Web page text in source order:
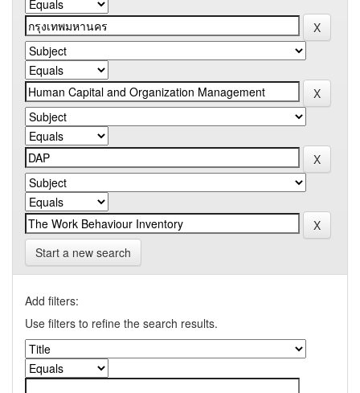
Start a new search
Add filters:
Use filters to refine the search results.